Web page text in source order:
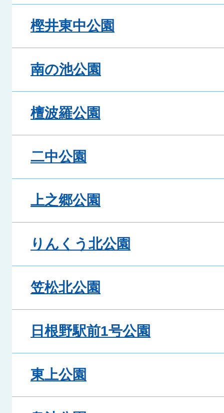
樫井東中公園
南の池公園
檀波羅公園
二中公園
上之郷公園
りんくう北公園
笠松北公園
日根野駅前1号公園
東上公園